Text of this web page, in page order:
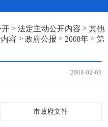
开 >法定主动公开内容 >其他
容 >政府公报 > 2008年 >第
2008-02-03
市政府文件